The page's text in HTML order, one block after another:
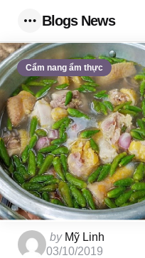
Blogs News
Cẩm nang ẩm thực
Posted
by
by Mỹ Linh
03/10/2019